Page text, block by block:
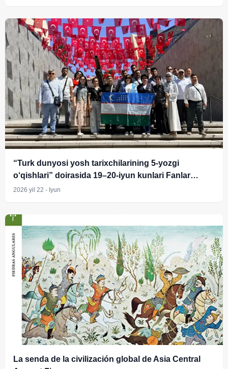
“Turk dunyosi yosh tarixchilarining 5-yozgi
o‘qishlari” doirasida 19–20-iyun kunlari Fanlar
akademiyasi Tarix instituti yosh olimlari uchun
2026 yil 22 - Iyun
La senda de la civilización global de Asia Central